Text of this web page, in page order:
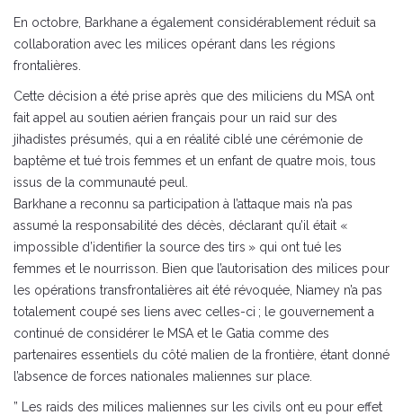
En octobre, Barkhane a également considérablement réduit sa
collaboration avec les milices opérant dans les régions
frontalières.
Cette décision a été prise après que des miliciens du MSA ont
fait appel au soutien aérien français pour un raid sur des
jihadistes présumés, qui a en réalité ciblé une cérémonie de
baptême et tué trois femmes et un enfant de quatre mois, tous
issus de la communauté peul.
Barkhane a reconnu sa participation à l’attaque mais n’a pas
assumé la responsabilité des décès, déclarant qu’il était «
impossible d’identifier la source des tirs » qui ont tué les
femmes et le nourrisson. Bien que l’autorisation des milices pour
les opérations transfrontalières ait été révoquée, Niamey n’a pas
totalement coupé ses liens avec celles-ci ; le gouvernement a
continué de considérer le MSA et le Gatia comme des
partenaires essentiels du côté malien de la frontière, étant donné
l’absence de forces nationales maliennes sur place.
” Les raids des milices maliennes sur les civils ont eu pour effet